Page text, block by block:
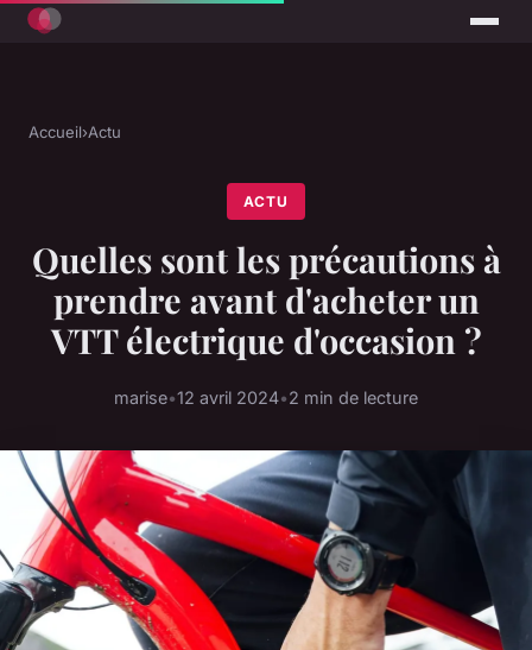
Accueil›Actu
ACTU
Quelles sont les précautions à
prendre avant d'acheter un
VTT électrique d'occasion ?
marise•12 avril 2024•2 min de lecture